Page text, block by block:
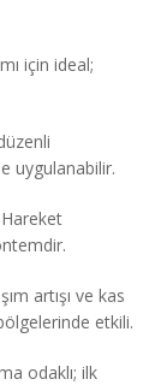
için ideal;
uygulanabilir.
artışı ve kas
etkili.
odaklı; ilk